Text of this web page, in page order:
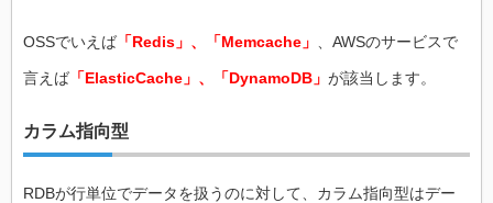
OSSでいえば 「Redis」、「Memcache」 、AWSのサービスで
言えば 「ElasticCache」、「DynamoDB」 が該当します。
カラム指向型
RDBが行単位でデータを扱うのに対して、カラム指向型はデー